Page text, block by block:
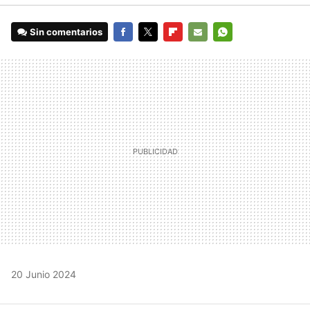
Sin comentarios
MAIL
20 Junio 2024